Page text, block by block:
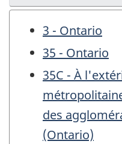
3 - Ontario
35 - Ontario
35C - À
des
(Ontario)